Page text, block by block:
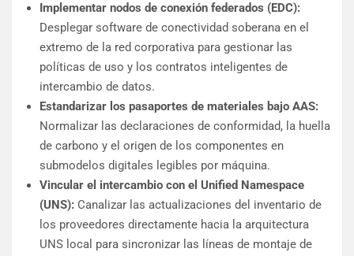
Implementar nodos de conexión federados (EDC):
Desplegar software de conectividad soberana en el
extremo de la red corporativa para gestionar las
políticas de uso y los contratos inteligentes de
intercambio de datos.
Estandarizar los pasaportes de materiales bajo AAS:
Normalizar las declaraciones de conformidad, la huella
de carbono y el origen de los componentes en
submodelos digitales legibles por máquina.
Vincular el intercambio con el Unified Namespace
(UNS): Canalizar las actualizaciones del inventario de
los proveedores directamente hacia la arquitectura
UNS local para sincronizar las líneas de montaje de